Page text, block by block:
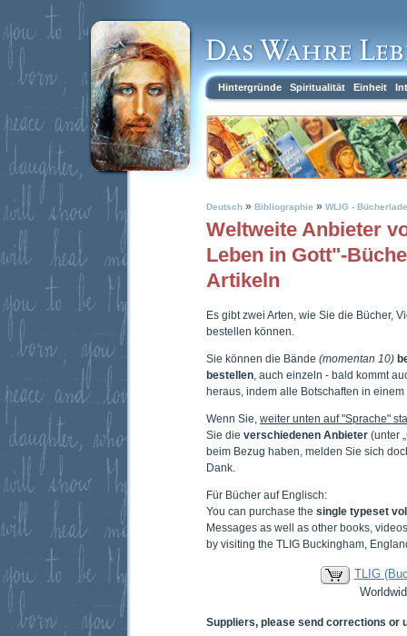
Hintergründe Spiritualität Einheit
Deutsch » Bibliographie » WLIG -
Weltweite Anbieter
Leben in Gott"-
Artikeln
Es gibt zwei Arten, wie Sie die Bücher,
bestellen können.
Sie können die Bände (momentan 10)
bestellen , auch einzeln - bald kommt
heraus, indem alle Botschaften in
Wenn Sie, weiter unten auf "Sprache"
Sie die verschiedenen Anbieter (unter
beim Bezug haben, melden Sie sich
Dank.
Für Bücher auf Englisch:
You can purchase the single typeset
Messages as well as other books,
by visiting the TLIG Buckingham,
TLIG
Suppliers, please send corrections or